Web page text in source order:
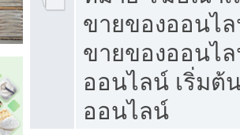
ขายของออนไ
ขายของออนไ
ออนไลน์ เริ่มต้
ออนไลน์